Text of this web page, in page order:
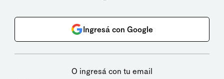
Ingresá con Google
O ingresá con tu email